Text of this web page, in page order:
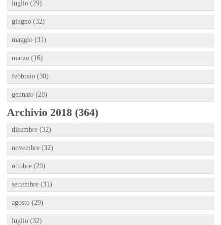
luglio (29)
giugno (32)
maggio (31)
marzo (16)
febbraio (30)
gennaio (28)
Archivio 2018 (364)
dicembre (32)
novembre (32)
ottobre (29)
settembre (31)
agosto (29)
luglio (32)